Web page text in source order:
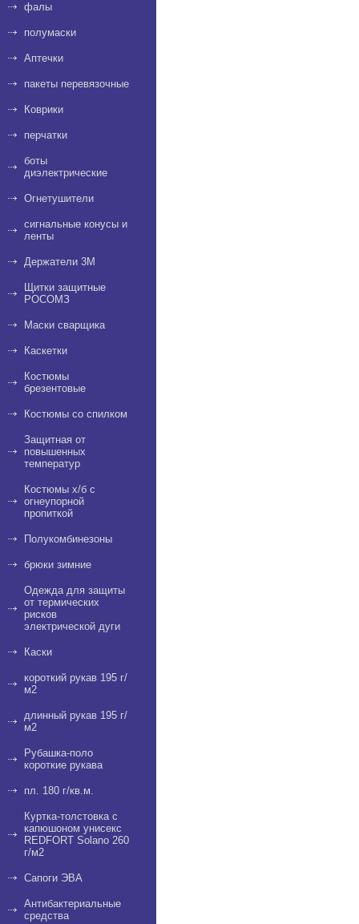
фалы
полумаски
Аптечки
пакеты перевязочные
Коврики
перчатки
боты
диэлектрические
Огнетушители
сигнальные конусы и
ленты
Держатели 3M
Щитки защитные
РОСОМЗ
Маски сварщика
Каскетки
Костюмы
брезентовые
Костюмы со спилком
Защитная от
повышенных
температур
Костюмы х/б с
огнеупорной
пропиткой
Полукомбинезоны
брюки зимние
Одежда для защиты
от термических
рисков
электрической дуги
Каски
короткий рукав 195 г/
м2
длинный рукав 195 г/
м2
Рубашка-поло
короткие рукава
пл. 180 г/кв.м.
Куртка-толстовка с
капюшоном унисекс
REDFORT Solano 260
г/м2
Сапоги ЭВА
Антибактериальные
средства